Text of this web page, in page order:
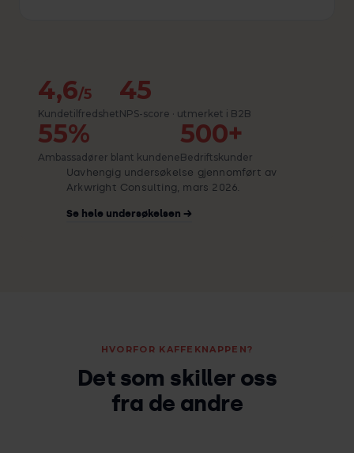
4,6/5
Kundetilfredshet
45
NPS-score · utmerket i B2B
55%
Ambassadører blant kundene
500+
Bedriftskunder
Uavhengig undersøkelse gjennomført av
Arkwright Consulting, mars 2026.
Se hele undersøkelsen →
HVORFOR KAFFEKNAPPEN?
Det som skiller oss
fra de andre